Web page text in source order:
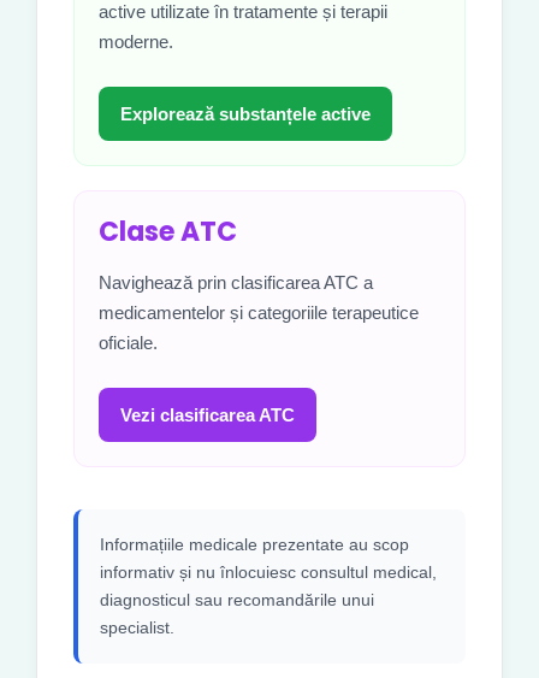
active utilizate în tratamente și terapii
moderne.
Explorează substanțele active
Clase ATC
Navighează prin clasificarea ATC a
medicamentelor și categoriile terapeutice
oficiale.
Vezi clasificarea ATC
Informațiile medicale prezentate au scop
informativ și nu înlocuiesc consultul medical,
diagnosticul sau recomandările unui
specialist.